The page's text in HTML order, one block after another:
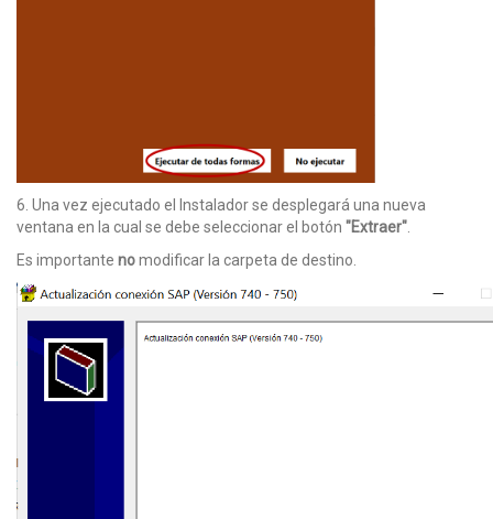
6. Una vez ejecutado el Instalador se desplegará una nueva
ventana en la cual se debe seleccionar el botón "Extraer"
Es importante nomodificar la carpeta de destino.